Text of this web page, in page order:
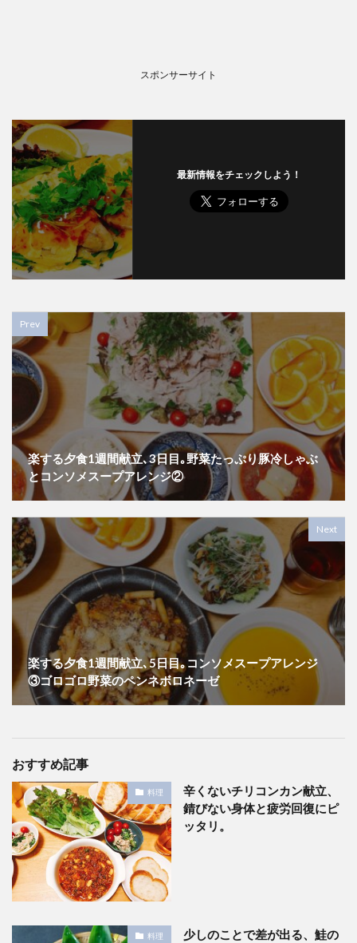
スポンサーサイト
最新情報をチェックしよう！
Prev
楽する夕食1週間献立､3日目｡野菜たっぷり豚冷しゃぶ
とコンソメスープアレンジ②
Next
楽する夕食1週間献立､5日目｡コンソメスープアレンジ
③ゴロゴロ野菜のペンネボロネーゼ
おすすめ記事
料理
辛くないチリコンカン献立、
錆びない身体と疲労回復にピ
ッタリ。
料理
少しのことで差が出る、鮭の